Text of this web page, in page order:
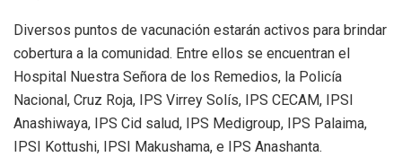
Diversos puntos de vacunación estarán activos para brindar
cobertura a la comunidad. Entre ellos se encuentran el
Hospital Nuestra Señora de los Remedios, la Policía
Nacional, Cruz Roja, IPS Virrey Solís, IPS CECAM, IPSI
Anashiwaya, IPS Cid salud, IPS Medigroup, IPS Palaima,
IPSI Kottushi, IPSI Makushama, e IPS Anashanta.